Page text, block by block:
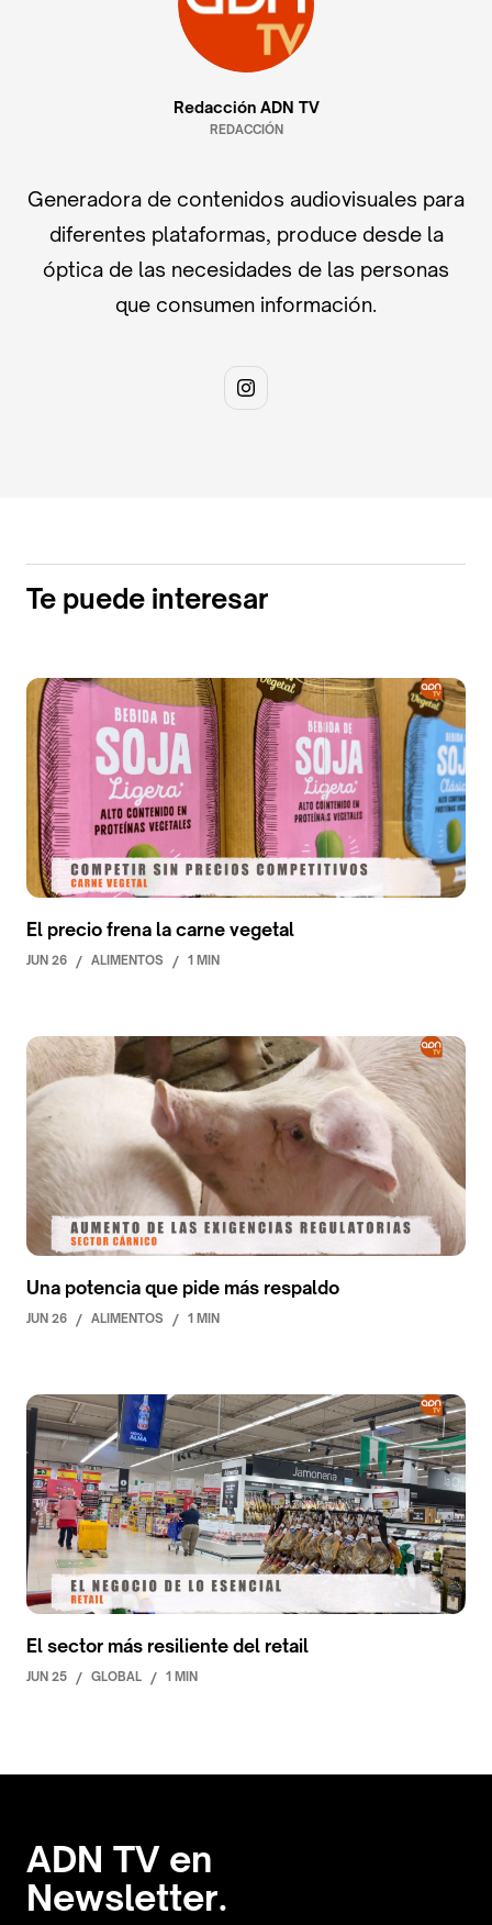
Redacción ADN TV
REDACCIÓN
Generadora de contenidos audiovisuales para
diferentes plataformas, produce desde la
óptica de las necesidades de las personas
que consumen información.
Te puede interesar
El precio frena la carne vegetal
JUN 26 / ALIMENTOS / 1 MIN
Una potencia que pide más respaldo
JUN 26 / ALIMENTOS / 1 MIN
El sector más resiliente del retail
JUN 25 / GLOBAL / 1 MIN
ADN TV en
Newsletter.